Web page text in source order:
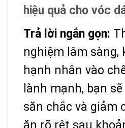
hiệu quả cho vóc
Trả lời ngắn gọn:
nghiệm lâm sàng,
hạnh nhân vào
lành mạnh, bạn
săn chắc và giảm